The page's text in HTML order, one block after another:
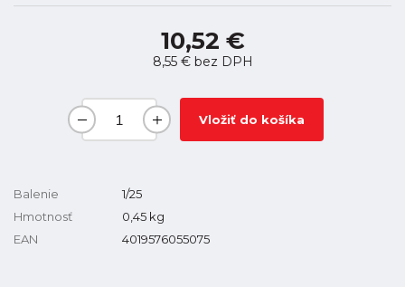
10,52 €
8,55 €bez DPH
Vložiť do košíka
Balenie
1/25
Hmotnosť
0,45 kg
EAN
4019576055075